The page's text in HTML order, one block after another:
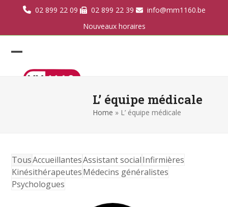
02 899 22 09 02 899 22 39
info@mm1160.be
Nouveaux horaires
mobile
mobile
L’ équipe médicale
Home » L’ équipe médicale
TousAccueillantesAssistant socialInfirmières
KinésithérapeutesMédecins généralistes
Psychologues